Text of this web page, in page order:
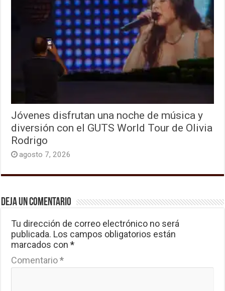
Jóvenes disfrutan una noche de música y
diversión con el GUTS World Tour de Olivia
Rodrigo
agosto 7, 2026
Deja un comentario
Tu dirección de correo electrónico no será
publicada. Los campos obligatorios están
marcados con*
Comentario*